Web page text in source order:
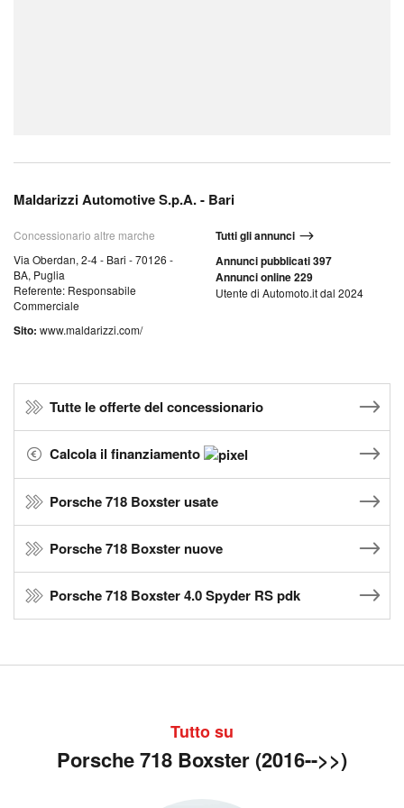
Maldarizzi Automotive S.p.A. - Bari
Concessionario altre marche
Via Oberdan, 2-4 - Bari - 70126 -
BA, Puglia
Referente: Responsabile
Commerciale
Sito: www.maldarizzi.com/
Tutti gli annunci
Annunci pubblicati 397
Annunci online 229
Utente di Automoto.it dal 2024
Tutte le offerte del concessionario
Calcola il finanziamento
Porsche 718 Boxster usate
Porsche 718 Boxster nuove
Porsche 718 Boxster 4.0 Spyder RS pdk
Tutto su
Porsche 718 Boxster (2016-->>)